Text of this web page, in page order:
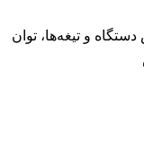
و تیغه‌ها، توان